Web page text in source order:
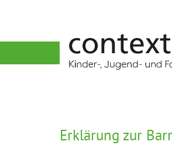
Erklärung zur